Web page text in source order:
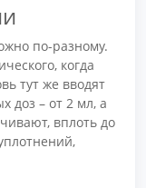
по-разному.
когда
тут же вводят
доз – от 2 мл, а
вплоть до